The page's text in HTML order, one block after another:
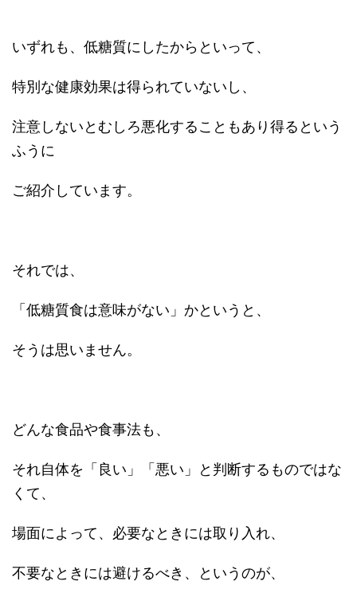
いずれも、低糖質にしたからといって、
特別な健康効果は得られていないし、
注意しないとむしろ悪化することもあり得るという
ふうに
ご紹介しています。
それでは、
「低糖質食は意味がない」かというと、
そうは思いません。
どんな食品や食事法も、
それ自体を「良い」「悪い」と判断するものではな
くて、
場面によって、必要なときには取り入れ、
不要なときには避けるべき、というのが、